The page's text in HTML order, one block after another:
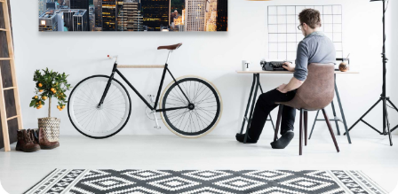
Фотоподарки
Багетная мастерская
Полиграфия
Услуги и сервис